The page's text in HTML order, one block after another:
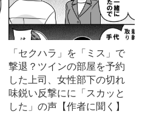
「セクハラ」を「ミス」で
撃退？ツインの部屋を予約
した上司、女性部下の切れ
味鋭い反撃にに「スカッと
した」の声【作者に聞く】